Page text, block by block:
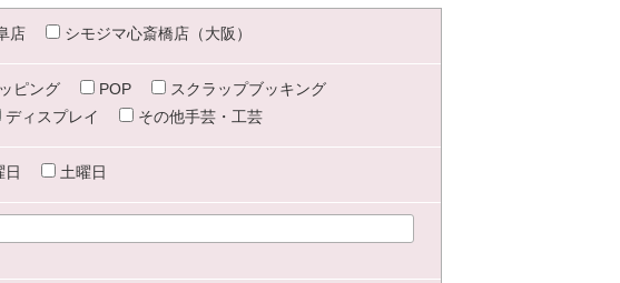
店 シモジマ心斎橋店（大阪）
ピング POP
スクラップブッキング
ディスプレイ その他手芸・工芸
日 土曜日